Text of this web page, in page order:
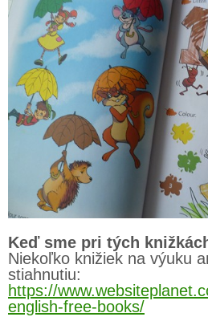
Keď sme pri tých
Niekoľko knižiek na výuku
stiahnutiu:
https://
english-free-books/